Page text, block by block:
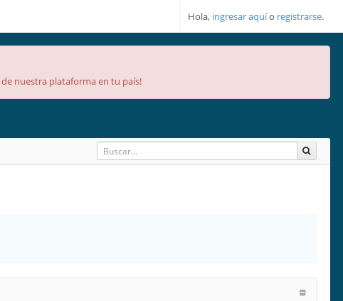
Hola, ingresar aquío registrarse.
nuestra plataforma en tu país!